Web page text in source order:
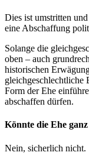
Dies ist umstritten
eine Abschaffung
Solange die
oben – auch
historischen
gleichgeschlechtliche
Form der Ehe
abschaffen dürfen.
Könnte die Ehe
Nein, sicherlich nicht.